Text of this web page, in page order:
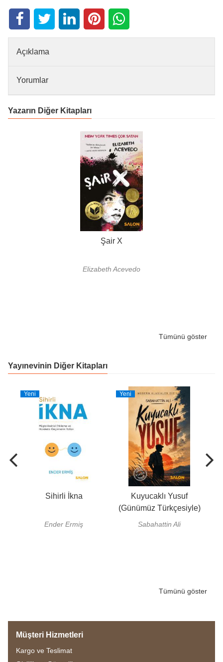
Açıklama
Yorumlar
Yazarın Diğer Kitapları
Şair X
Elizabeth Acevedo
Tümünü göster
Yayınevinin Diğer Kitapları
Yeni
Sihirli İkna
Ender Ermiş
Yeni
Kuyucaklı Yusuf
(Günümüz Türkçesiyle)
Sabahattin Ali
Tümünü göster
Müşteri Hizmetleri
Kargo ve Teslimat